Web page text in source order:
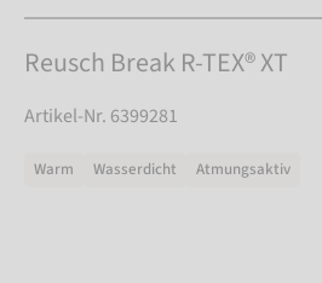
Reusch Break R-TEX® XT
Artikel-Nr. 6399281
Warm Wasserdicht Atmungsaktiv